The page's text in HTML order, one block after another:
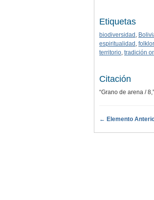
Etiquetas
biodiversidad
espiritualidad
territorio tradición
Citación
“Grano de arena / 8,”
← Elemento